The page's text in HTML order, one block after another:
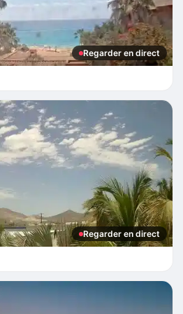
Regarder en direct
Regarder en direct